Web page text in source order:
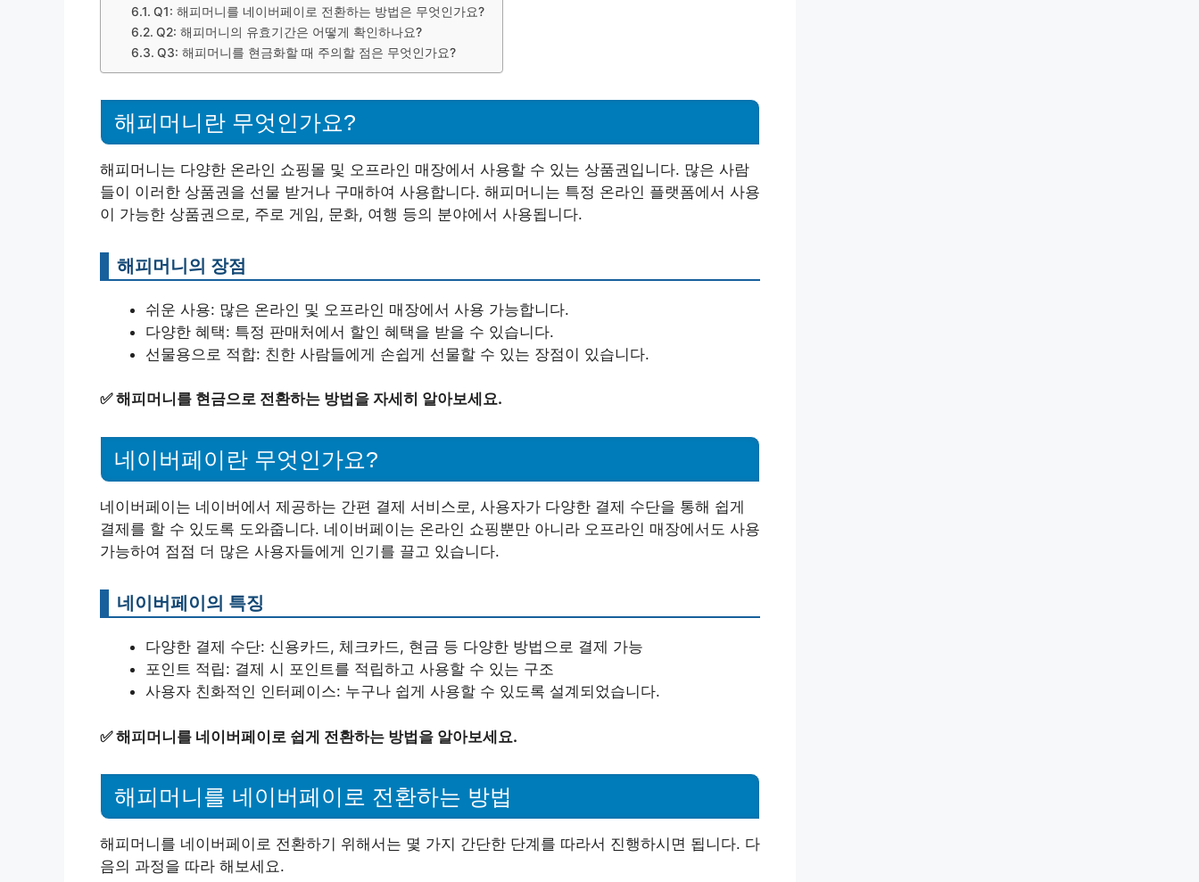
Q1: 해피머니를 네이버페이로 전환하는 방법은 무엇인가요?
Q2: 해피머니의 유효기간은 어떻게 확인하나요?
Q3: 해피머니를 현금화할 때 주의할 점은 무엇인가요?
해피머니란 무엇인가요?
해피머니는 다양한 온라인 쇼핑몰 및 오프라인 매장에서 사용할 수 있는 상품권입니다. 많은 사람
들이 이러한 상품권을 선물 받거나 구매하여 사용합니다. 해피머니는 특정 온라인 플랫폼에서 사용
이 가능한 상품권으로, 주로 게임, 문화, 여행 등의 분야에서 사용됩니다.
해피머니의 장점
쉬운 사용: 많은 온라인 및 오프라인 매장에서 사용 가능합니다.
다양한 혜택: 특정 판매처에서 할인 혜택을 받을 수 있습니다.
선물용으로 적합: 친한 사람들에게 손쉽게 선물할 수 있는 장점이 있습니다.
✅해피머니를 현금으로 전환하는 방법을 자세히 알아보세요.
네이버페이란 무엇인가요?
네이버페이는 네이버에서 제공하는 간편 결제 서비스로, 사용자가 다양한 결제 수단을 통해 쉽게
결제를 할 수 있도록 도와줍니다. 네이버페이는 온라인 쇼핑뿐만 아니라 오프라인 매장에서도 사용
가능하여 점점 더 많은 사용자들에게 인기를 끌고 있습니다.
네이버페이의 특징
다양한 결제 수단: 신용카드, 체크카드, 현금 등 다양한 방법으로 결제 가능
포인트 적립: 결제 시 포인트를 적립하고 사용할 수 있는 구조
사용자 친화적인 인터페이스: 누구나 쉽게 사용할 수 있도록 설계되었습니다.
✅해피머니를 네이버페이로 쉽게 전환하는 방법을 알아보세요.
해피머니를 네이버페이로 전환하는 방법
해피머니를 네이버페이로 전환하기 위해서는 몇 가지 간단한 단계를 따라서 진행하시면 됩니다. 다
음의 과정을 따라 해보세요.